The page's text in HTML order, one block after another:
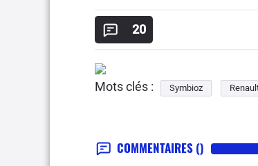
20
Mots clés : Symbioz
COMMENTAIRES ()